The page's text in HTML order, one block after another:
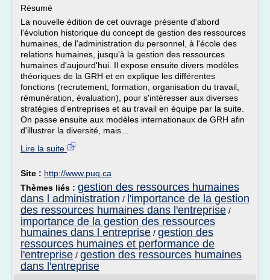
Résumé
La nouvelle édition de cet ouvrage présente d'abord
l'évolution historique du concept de gestion des ressources
humaines, de l'administration du personnel, à l'école des
relations humaines, jusqu'à la gestion des ressources
humaines d'aujourd'hui. Il expose ensuite divers modèles
théoriques de la GRH et en explique les différentes
fonctions (recrutement, formation, organisation du travail,
rémunération, évaluation), pour s'intéresser aux diverses
stratégies d'entreprises et au travail en équipe par la suite.
On passe ensuite aux modèles internationaux de GRH afin
d'illustrer la diversité, mais...
Lire la suite
Site : http://www.puq.ca
Thèmes liés : gestion des ressources humaines
dans l administration / l'importance de la gestion
des ressources humaines dans l'entreprise /
importance de la gestion des ressources
humaines dans l entreprise / gestion des
ressources humaines et performance de
l'entreprise / gestion des ressources humaines
dans l'entreprise